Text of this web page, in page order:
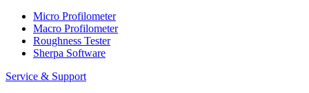
Micro Profilometer
Macro Profilometer
Roughness Tester
Sherpa Software
Service & Support